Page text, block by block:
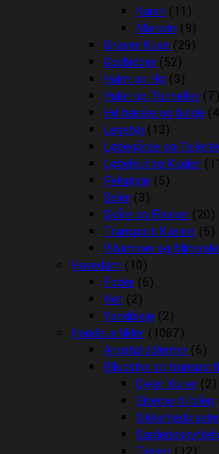
Kanin (11)
Marsvin (9)
Gnaver Huse (29)
Godbidder (52)
Halm og Hø (3)
Huler og Tunneller (7)
Hø hække og bolde
Legetøj (13)
Løbegårde og
Løbehjul og Kugler
Pelspleje (5)
Seler (3)
Skåle og Flasker (20)
Transport Kasser (5)
Vitaminer og
Havedam (10)
Foder (6)
Net (2)
Vandpleje (2)
Hunde artikler (1087)
Angstproblemer (6)
Biludstyr og
Cykel Kurve (2)
Diverse til bilen
Sikkerheds seler